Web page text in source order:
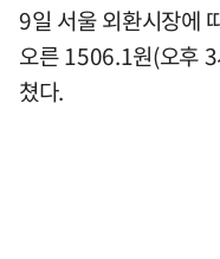
9일 서울 외환시장에
오른 1506.1원(오후
쳤다.